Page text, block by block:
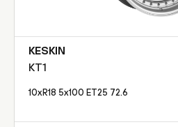
KESKIN
KT1
10xR18 5x100 ET25 72.6